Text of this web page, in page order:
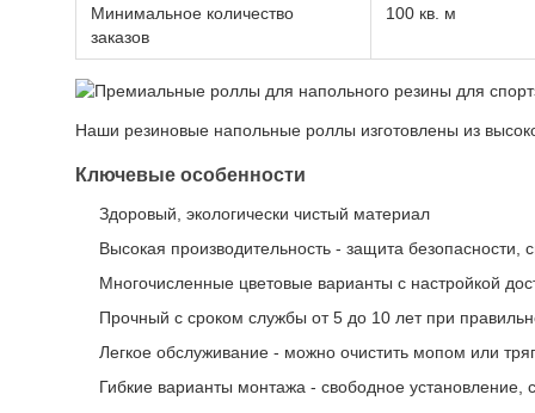
Минимальное количество
заказов
100 кв. м
Наши резиновые напольные роллы изготовлены из
Ключевые особенности
Здоровый, экологически чистый материал
Высокая производительность - защита
Многочисленные цветовые варианты с настройкой
Прочный с сроком службы от 5 до 10 лет при
Легкое обслуживание - можно очистить мопом или
Гибкие варианты монтажа - свободное